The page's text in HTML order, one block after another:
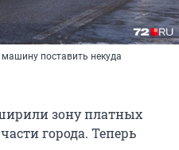
поставить некуда
зону платных
города. Теперь